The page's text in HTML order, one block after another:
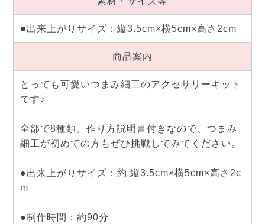
■出来上がりサイズ：縦3.5cm×横5cm×高さ2cm
商品案内
とっても可愛いつまみ細工のアクセサリーキット
です♪
全部で8種類。作り方説明書付きなので、つまみ
細工が初めての方もぜひ挑戦してみてください。
●出来上がりサイズ：約 縦3.5cm×横5cm×高さ2c
m
●制作時間：約90分